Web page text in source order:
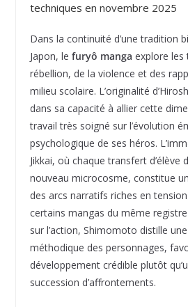
techniques en novembre 2025
Dans la continuité d’une tradition
Japon, le furyô manga explore les
rébellion, de la violence et des
milieu scolaire. L’originalité
dans sa capacité à allier cette
travail très soigné sur l’évolution
psychologique de ses héros.
Jikkai, où chaque transfert d’élève
nouveau microcosme, constitue
des arcs narratifs riches en
certains mangas du même
sur l’action, Shimomoto distille
méthodique des personnages,
développement crédible plutôt
succession d’affrontements.